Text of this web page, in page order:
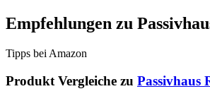
Empfehlungen zu
Tipps bei Amazon
Produkt Vergleiche zu Passivhaus